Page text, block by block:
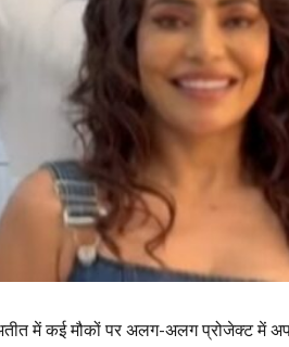
में कई मौकों पर अलग-अलग प्रोजेक्ट में